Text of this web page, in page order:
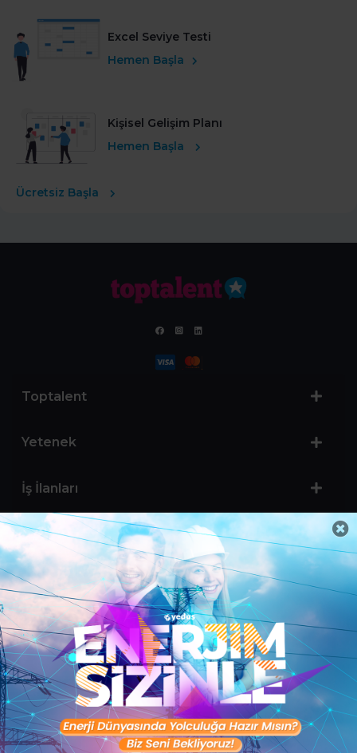
Excel Seviye Testi
Hemen Başla
Kişisel Gelişim Planı
Hemen Başla
Ücretsiz Başla
Toptalent
Yetenek
İş İlanları
Sertifika Programları
Yetenek Testleri
İşveren